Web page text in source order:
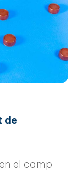
de
el camp